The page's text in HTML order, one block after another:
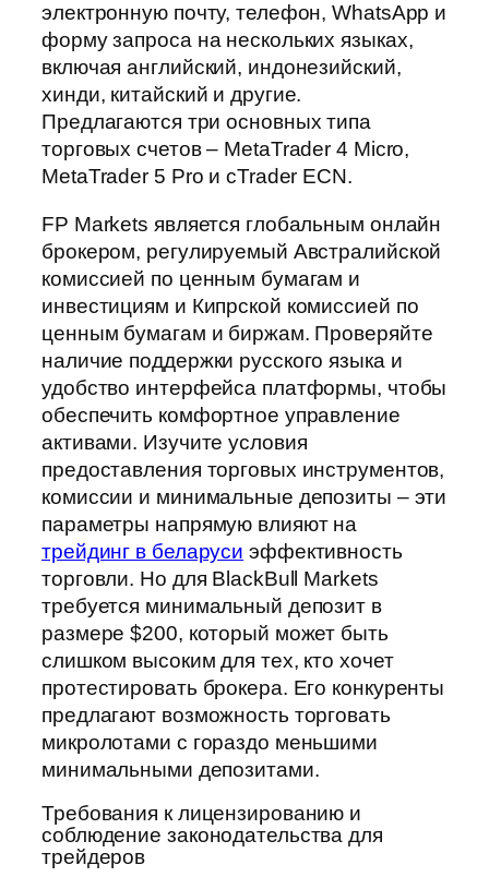
электронную почту, телефон, WhatsApp и
форму запроса на нескольких языках,
включая английский, индонезийский,
хинди, китайский и другие.
Предлагаются три основных типа
торговых счетов – MetaTrader 4 Micro,
MetaTrader 5 Pro и cTrader ECN.
FP Markets является глобальным онлайн
брокером, регулируемый Австралийской
комиссией по ценным бумагам и
инвестициям и Кипрской комиссией по
ценным бумагам и биржам. Проверяйте
наличие поддержки русского языка и
удобство интерфейса платформы, чтобы
обеспечить комфортное управление
активами. Изучите условия
предоставления торговых инструментов,
комиссии и минимальные депозиты – эти
параметры напрямую влияют на
трейдинг в беларуси эффективность
торговли. Но для BlackBull Markets
требуется минимальный депозит в
размере $200, который может быть
слишком высоким для тех, кто хочет
протестировать брокера. Его конкуренты
предлагают возможность торговать
микролотами с гораздо меньшими
минимальными депозитами.
Требования к лицензированию и
соблюдение законодательства для
трейдеров